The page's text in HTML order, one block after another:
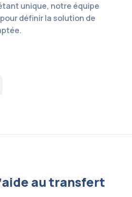
unique, notre équipe
définir la solution de
au transfert